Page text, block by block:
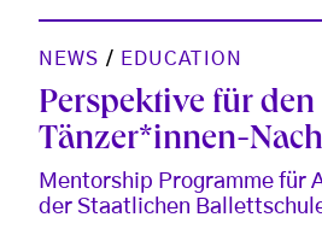
NEWS / EDUCATION
Perspektive für
Tänzer*innen-
Mentorship Programme für
der Staatlichen